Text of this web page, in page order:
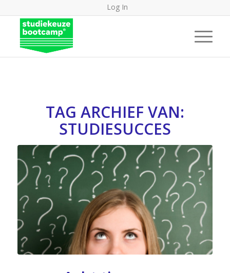
Log In
TAG ARCHIEF VAN:
STUDIESUCCES